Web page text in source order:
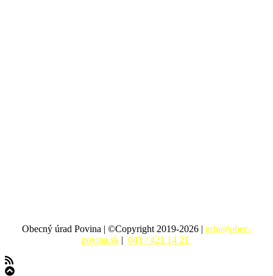
Obecný úrad Povina | ©Copyright 2019-2026 | info@obec-
povina.sk | 041 / 421 14 21